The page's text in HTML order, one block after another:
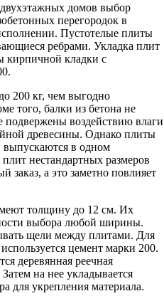
домов выбор
перегородок в
Пустотелые плиты
ребрами. Укладка плит
кирпичной кладки с
200 кг, чем выгодно
того, балки из бетона не
подвержены воздействию влаги
древесины. Однако плиты
в одном
нестандартных размеров
заказ, а это заметно повлияет
толщину до 12 см. Их
выбора любой ширины.
щели между плитами. Для
цемент марки 200.
деревянная реечная
на нее укладывается
для укрепления материала.